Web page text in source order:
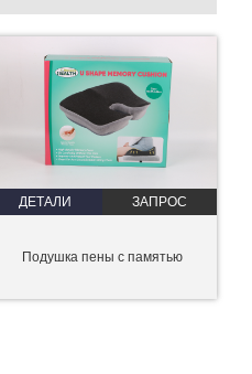
ДЕТАЛИ ЗАПРОС
Подушка пены с памятью